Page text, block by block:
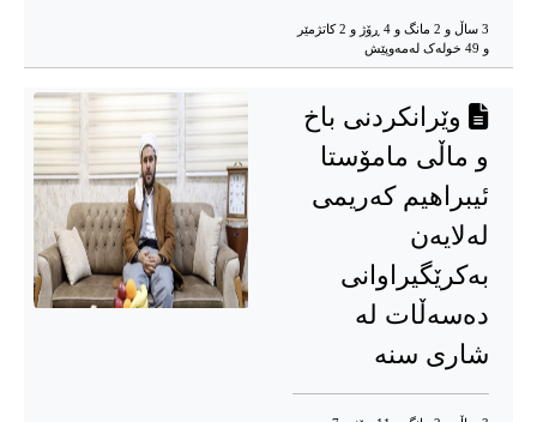
3 ساڵ و 2 مانگ و 4 ڕۆژ و 2 کاتژمێر
و 49 خوله‌ک له‌مه‌وپێش‌
وێرانکردنی باخ
و ماڵی مامۆستا
ئیبراهیم کەریمی
لەلایەن
بەکرێگیراوانی
دەسەڵات لە
شاری سنە